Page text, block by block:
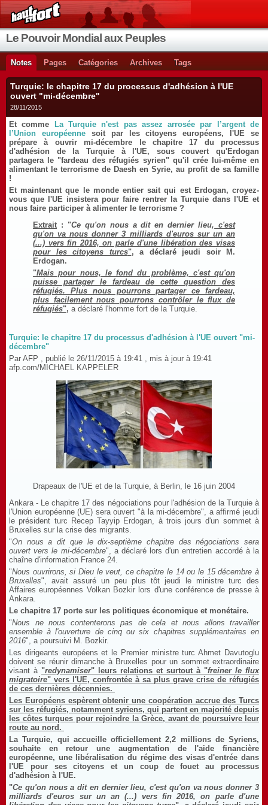
Le Pouvoir Mondial aux Peuples
Notes Pages Catégories Archives Tags
Turquie: le chapitre 17 du processus d'adhésion à l'UE
ouvert "mi-décembre"
28/11/2015
Et comme
La Turquie n'est pas assez arrosée par l’argent de
l’Union européenne soit par les citoyens européens, l'UE se
prépare à ouvrir mi-décembre le chapitre 17 du processus
d'adhésion de la Turquie à l'UE, sous couvert qu'Erdogan
partagera le "fardeau des réfugiés syrien" qu'il crée lui-même en
alimentant le terrorisme de Daesh en Syrie, au profit de sa famille
!
Et maintenant que le monde entier sait qui est Erdogan, croyez-
vous que l'UE insistera pour faire rentrer la Turquie dans l'UE et
nous faire participer à alimenter le terrorisme ?
Extrait : "Ce qu'on nous a dit en dernier lieu, c'est
qu'on va nous donner 3 milliards d'euros sur un an
(...) vers fin 2016, on parle d'une libération des visas
pour les citoyens turcs", a déclaré jeudi soir M.
Erdogan.
"Mais pour nous, le fond du problème, c'est qu'on
puisse partager le fardeau de cette question des
réfugiés. Plus nous pourrons partager ce fardeau,
plus facilement nous pourrons contrôler le flux de
réfugiés", a déclaré l'homme fort de la Turquie.
Turquie: le chapitre 17 du processus d'adhésion à l'UE ouvert "mi-
décembre"
Par AFP , publié le 26/11/2015 à 19:41 , mis à jour à 19:41
afp.com/MICHAEL KAPPELER
Drapeaux de l'UE et de la Turquie, à Berlin, le 16 juin 2004
Ankara - Le chapitre 17 des négociations pour l'adhésion de la Turquie à
l'Union européenne (UE) sera ouvert "à la mi-décembre", a affirmé jeudi
le président turc Recep Tayyip Erdogan, à trois jours d'un sommet à
Bruxelles sur la crise des migrants.
"On nous a dit que le dix-septième chapitre des négociations sera
ouvert vers le mi-décembre", a déclaré lors d'un entretien accordé à la
chaîne d'information France 24.
"Nous ouvrirons, si Dieu le veut, ce chapitre le 14 ou le 15 décembre à
Bruxelles", avait assuré un peu plus tôt jeudi le ministre turc des
Affaires européennes Volkan Bozkir lors d'une conférence de presse à
Ankara.
Le chapitre 17 porte sur les politiques économique et monétaire.
"Nous ne nous contenterons pas de cela et nous allons travailler
ensemble à l'ouverture de cinq ou six chapitres supplémentaires en
2016", a poursuivi M. Bozkir.
Les dirigeants européens et le Premier ministre turc Ahmet Davutoglu
doivent se réunir dimanche à Bruxelles pour un sommet extraordinaire
visant à "redynamiser" leurs relations et surtout à "freiner le flux
migratoire" vers l'UE, confrontée à sa plus grave crise de réfugiés
de ces dernières décennies.
Les Européens espèrent obtenir une coopération accrue des Turcs
sur les réfugiés, notamment syriens, qui partent en majorité depuis
les côtes turques pour rejoindre la Grèce, avant de poursuivre leur
route au nord.
La Turquie, qui accueille officiellement 2,2 millions de Syriens,
souhaite en retour une augmentation de l'aide financière
européenne, une libéralisation du régime des visas d'entrée dans
l'UE pour ses citoyens et un coup de fouet au processus
d'adhésion à l'UE.
"Ce qu'on nous a dit en dernier lieu, c'est qu'on va nous donner 3
milliards d'euros sur un an (...) vers fin 2016, on parle d'une